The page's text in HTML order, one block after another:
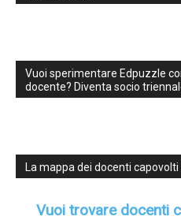
Vuoi sperimentare Edpuzzle
docente? Diventa socio
La mappa dei docenti capovolti
Vuoi trovare docenti